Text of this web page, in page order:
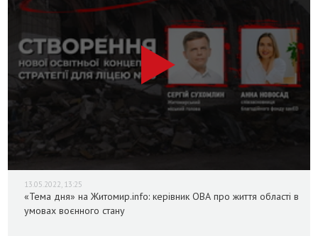
13.05.2022, 13:25
«Тема дня» на Житомир.info: керівник ОВА про життя області в
умовах воєнного стану